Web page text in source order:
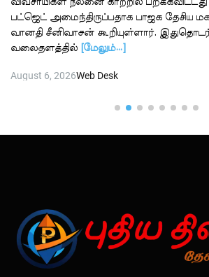
விவசாயிகள் நலனை காற்றில்
பட்ஜெட் அமைந்திருப்பதாக பாஜக தேசிய
வானதி சீனிவாசன் கூறியுள்ளார்.
வலைதளத்தில்
[மேலும்…]
August 6, 2026Web Desk